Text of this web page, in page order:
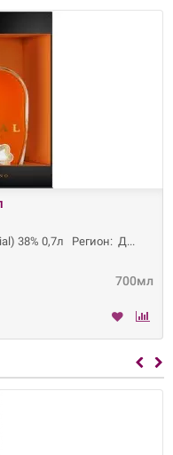
38% 0,7л Регион: Д
700мл